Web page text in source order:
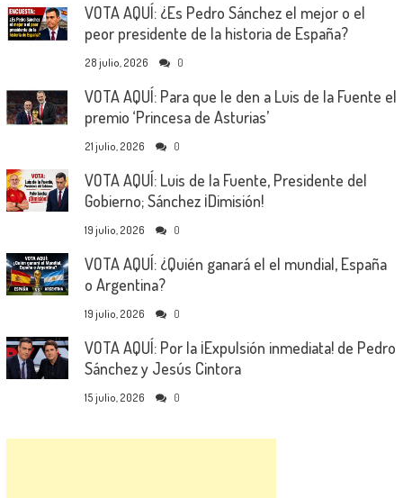
VOTA AQUÍ: ¿Es Pedro Sánchez el mejor o el
peor presidente de la historia de España?
28 julio, 2026 0
VOTA AQUÍ: Para que le den a Luis de la Fuente el
premio ‘Princesa de Asturias’
21 julio, 2026 0
VOTA AQUÍ: Luis de la Fuente, Presidente del
Gobierno; Sánchez ¡Dimisión!
19 julio, 2026 0
VOTA AQUÍ: ¿Quién ganará el el mundial, España
o Argentina?
19 julio, 2026 0
VOTA AQUÍ: Por la ¡Expulsión inmediata! de Pedro
Sánchez y Jesús Cintora
15 julio, 2026 0